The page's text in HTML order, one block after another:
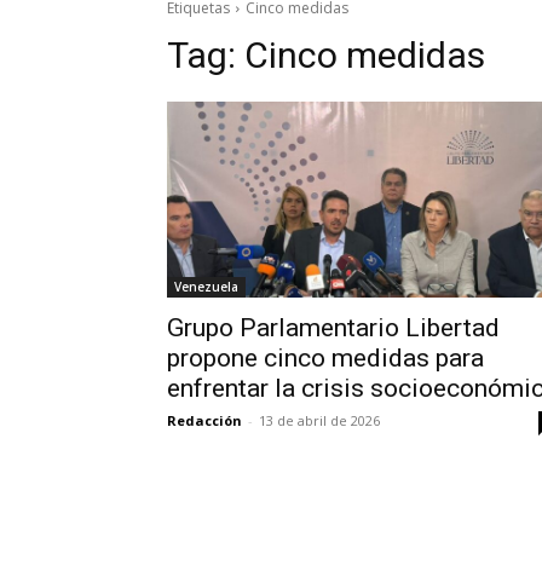
Etiquetas Cinco medidas
Tag: Cinco medidas
Venezuela
Grupo Parlamentario Libertad
propone cinco medidas para
enfrentar la crisis
Redacción - 13 de abril de 2026